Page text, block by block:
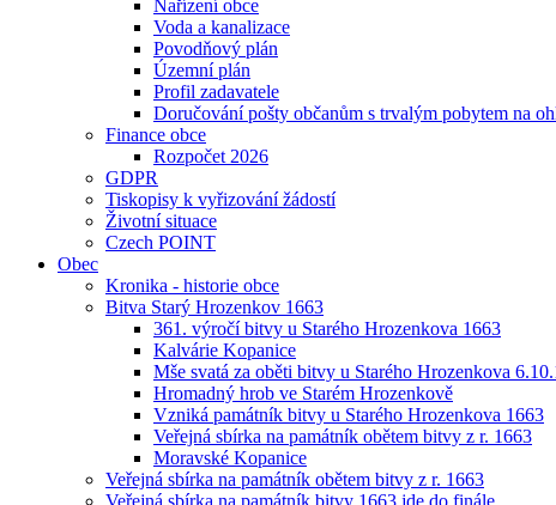
Nařízení obce
Voda a kanalizace
Povodňový plán
Územní plán
Profil zadavatele
Doručování pošty občanům s trvalým pobytem na
Finance obce
Rozpočet 2026
GDPR
Tiskopisy k vyřizování žádostí
Životní situace
Czech POINT
Obec
Kronika - historie obce
Bitva Starý Hrozenkov 1663
361. výročí bitvy u Starého Hrozenkova 1663
Kalvárie Kopanice
Mše svatá za oběti bitvy u Starého Hrozenkova
Hromadný hrob ve Starém Hrozenkově
Vzniká památník bitvy u Starého Hrozenkova 1663
Veřejná sbírka na památník obětem bitvy z r. 1663
Moravské Kopanice
Veřejná sbírka na památník obětem bitvy z r. 1663
Veřejná sbírka na památník bitvy 1663 jde do finále